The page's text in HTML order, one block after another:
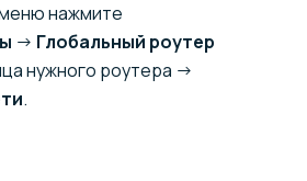
нажмите
→ Глобальный роутер
нужного роутера →
.